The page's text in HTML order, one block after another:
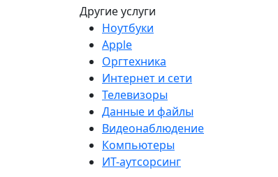
Другие услуги
Ноутбуки
Apple
Оргтехника
Интернет и сети
Телевизоры
Данные и файлы
Видеонаблюдение
Компьютеры
ИТ-аутсорсинг